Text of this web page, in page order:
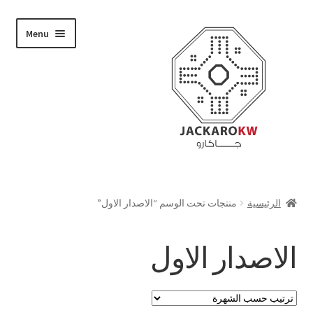
navigation
content
Menu
حسابي
الدفع
الرئيسية منتجات تحت الوسم “الاصدار الاول”
الاصدار الاول